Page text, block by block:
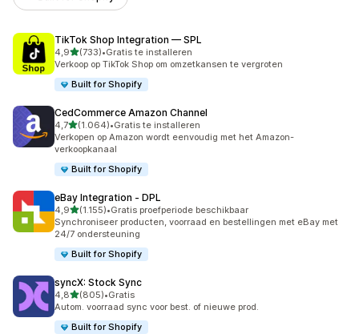
TikTok Shop Integration — SPL
4,9van 5 sterren
(733)
733 recensies in totaal
•Gratis te installeren
Verkoop op TikTok Shop om omzetkansen te vergroten
Built for Shopify
CedCommerce Amazon Channel
4,7van 5 sterren
(1.064)
1064 recensies in totaal
•Gratis te installeren
Verkopen op Amazon wordt eenvoudig met het Amazon-
verkoopkanaal
Built for Shopify
eBay Integration ‑ DPL
4,9van 5 sterren
(1.155)
1155 recensies in totaal
•Gratis proefperiode beschikbaar
Synchroniseer producten, voorraad en bestellingen met eBay met
24/7 ondersteuning
Built for Shopify
syncX: Stock Sync
4,8van 5 sterren
(805)
805 recensies in totaal
•Gratis
Autom. voorraad sync voor best. of nieuwe prod.
Built for Shopify